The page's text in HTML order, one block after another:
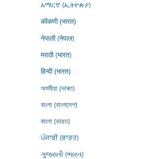
አማርኛ (ኢትዮጵያ)
कोंकणी (भारत)
नेपाली (नेपाल)
मराठी (भारत)
हिन्दी (भारत)
অসমীয়া (ভাৰত)
বাংলা (বাংলাদেশ)
বাংলা (ভারত)
ਪੰਜਾਬੀ (ਭਾਰਤ)
ગુજરાતી (ભારત)